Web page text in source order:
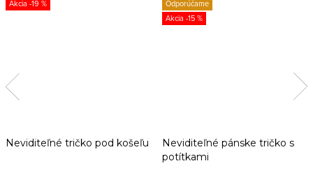
-19 %
Neviditeľné tričko pod košeľu
Odporúčame
-15 %
Neviditeľné pánske tričko s
potítkami